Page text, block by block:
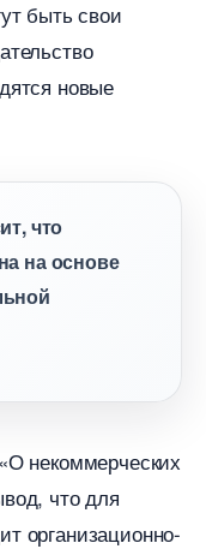
быть свои
новые
что
на основе
некоммерческих
что для
организационно-